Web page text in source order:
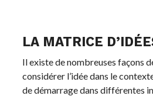
LA MATRICE
Il existe de nombreuses façons
considérer l’idée dans le
de démarrage dans différentes